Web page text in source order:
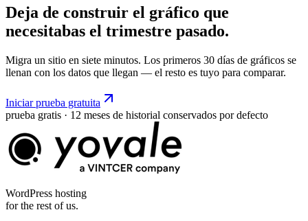
Deja de construir el gráfico que
necesitabas el trimestre pasado.
Migra un sitio en siete minutos. Los primeros 30 días de gráficos se
llenan con los datos que llegan — el resto es tuyo para comparar.
Iniciar prueba gratuita
prueba gratis · 12 meses de historial conservados por defecto
WordPress hosting
for the rest of us.